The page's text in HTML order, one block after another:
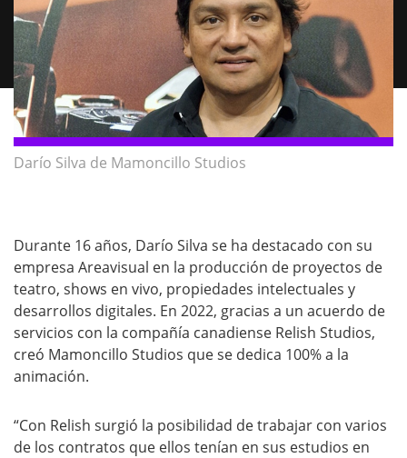
Darío Silva de Mamoncillo Studios
Durante 16 años, Darío Silva se ha destacado con su
empresa Areavisual en la producción de proyectos de
teatro, shows en vivo, propiedades intelectuales y
desarrollos digitales. En 2022, gracias a un acuerdo de
servicios con la compañía canadiense Relish Studios,
creó Mamoncillo Studios que se dedica 100% a la
animación.
“Con Relish surgió la posibilidad de trabajar con varios
de los contratos que ellos tenían en sus estudios en